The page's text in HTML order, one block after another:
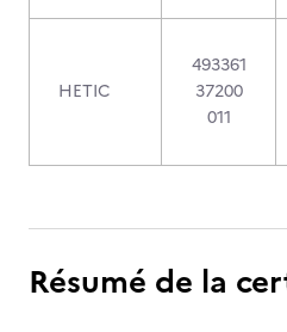
HETIC
493361
37200
011
Résumé de la